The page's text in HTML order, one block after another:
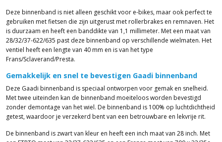
Deze binnenband is niet alleen geschikt voor e-bikes, maar ook perfect te
gebruiken met fietsen die zijn uitgerust met rollerbrakes en remnaven. Het
is duurzaam en heeft een banddikte van 1,1 millimeter. Met een maat van
28/32/37-622/635 past deze binnenband op verschillende wielmaten. Het
ventiel heeft een lengte van 40 mm en is van het type
Frans/Sclaverand/Presta.
Gemakkelijk en snel te bevestigen Gaadi binnenband
Deze Gaadi binnenband is speciaal ontworpen voor gemak en snelheid.
Met twee uiteinden kan de binnenband moeiteloos worden bevestigd
zonder demontage van het wiel. De binnenband is 100% op luchtdichtheid
getest, waardoor je verzekerd bent van een betrouwbare en lekvrije rit.
De binnenband is zwart van kleur en heeft een inch maat van 28 inch. Met